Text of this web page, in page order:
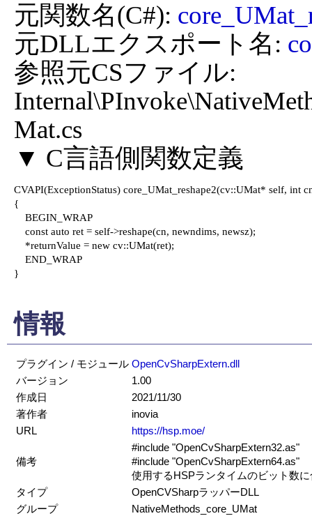
元関数名(C#):
元DLLエクスポート名:
参照元CSファイル:
Mat.cs
CVAPI(ExceptionStatus) core_UMat_reshape2(cv::UMat* self, int
{
    BEGIN_WRAP
    const auto ret = self->reshape(cn, newndims, newsz);
    *returnValue = new cv::UMat(ret);
    END_WRAP
}
情報
プラグイン / モジュール OpenCvSharpExtern.dll
バージョン
1.00
作成日
2021/11/30
著作者
inovia
URL
https://hsp.moe/
備考
#include "OpenCvSharpExtern32.as"
#include "OpenCvSharpExtern64.as"
使用するHSPランタイムのビット数
タイプ
OpenCVSharpラッパーDLL
グループ
NativeMethods_core_UMat